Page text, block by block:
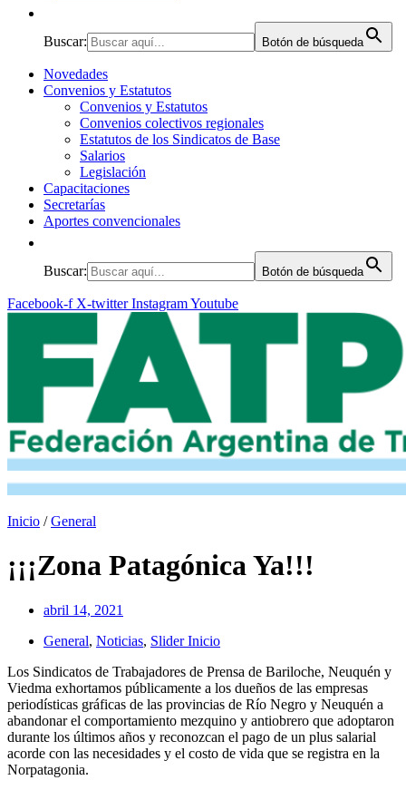
Buscar: Botón de búsqueda
Novedades
Convenios y Estatutos
Convenios y Estatutos
Convenios colectivos regionales
Estatutos de los Sindicatos de Base
Salarios
Legislación
Capacitaciones
Secretarías
Aportes convencionales
Buscar: Botón de búsqueda
Facebook-f X-twitter InstagramYoutube
Inicio /General
¡¡¡Zona Patagónica Ya!!!
abril 14, 2021
General, Noticias, Slider Inicio
Los Sindicatos de Trabajadores de Prensa de Bariloche, Neuquén y
Viedma exhortamos públicamente a los dueños de las empresas
periodísticas gráficas de las provincias de Río Negro y Neuquén a
abandonar el comportamiento mezquino y antiobrero que adoptaron
durante los últimos años y reconozcan el pago de un plus salarial
acorde con las necesidades y el costo de vida que se registra en la
Norpatagonia.